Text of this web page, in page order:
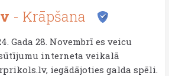
- Krāpšana
Gada 28. Novembrī es veicu
interneta veikalā
iegādājoties galda spēli.